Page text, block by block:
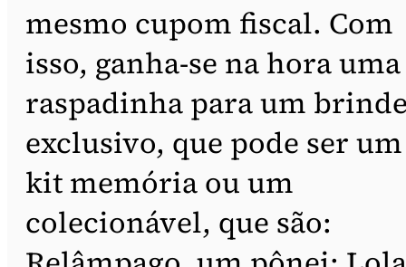
mesmo cupom fiscal. Com
isso, ganha-se na hora uma
raspadinha para um
exclusivo, que pode ser um
kit memória ou um
colecionável, que são: